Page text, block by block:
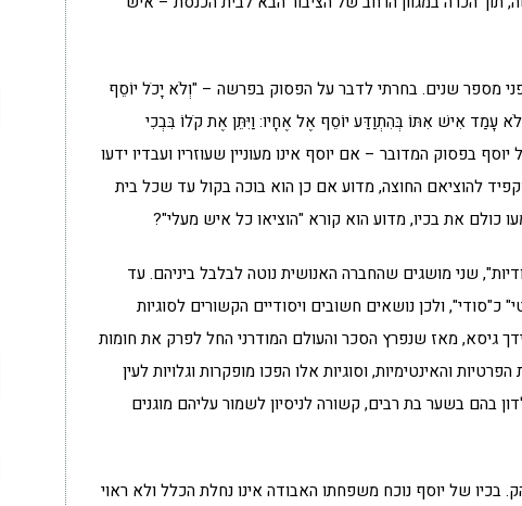
מספר שנים. בחרתי לדבר על הפסוק בפרשה – "וְלֹא יָכֹל יוֹסֵף
עָמַד אִישׁ אִתּוֹ בְּהִתְוַדַּע יוֹסֵף אֶל אֶחָיו: וַיִּתֵּן אֶת קֹלוֹ בִּבְכִי
בפסוק המדובר – אם יוסף אינו מעוניין שעוזריו ועבדיו ידעו
להוציאם החוצה, מדוע אם כן הוא בוכה בקול עד שכל בית
כולם את בכיו, מדוע הוא קורא "הוציאו כל איש מעלי"?
שני מושגים שהחברה האנושית נוטה לבלבל ביניהם. עד
ולכן נושאים חשובים ויסודיים הקשורים לסוגיות
גיסא, מאז שנפרץ הסכר והעולם המודרני החל לפרק את חומות
והאינטימיות, וסוגיות אלו הפכו מופקרות וגלויות לעין
בהם בשער בת רבים, קשורה לניסיון לשמור עליהם מוגנים
בכיו של יוסף נוכח משפחתו האבודה אינו נחלת הכלל ולא ראוי